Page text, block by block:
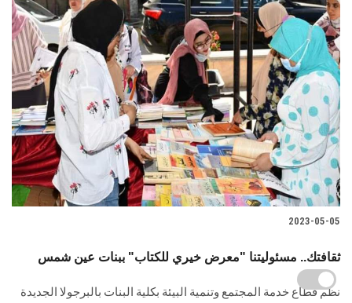
2023-05-05
ثقافتك.. مسئوليتنا "معرض خيري للكتاب" ببنات عين شمس
نظم قطاع خدمة المجتمع وتنمية البيئة بكلية البنات بالبرجولا الجديدة